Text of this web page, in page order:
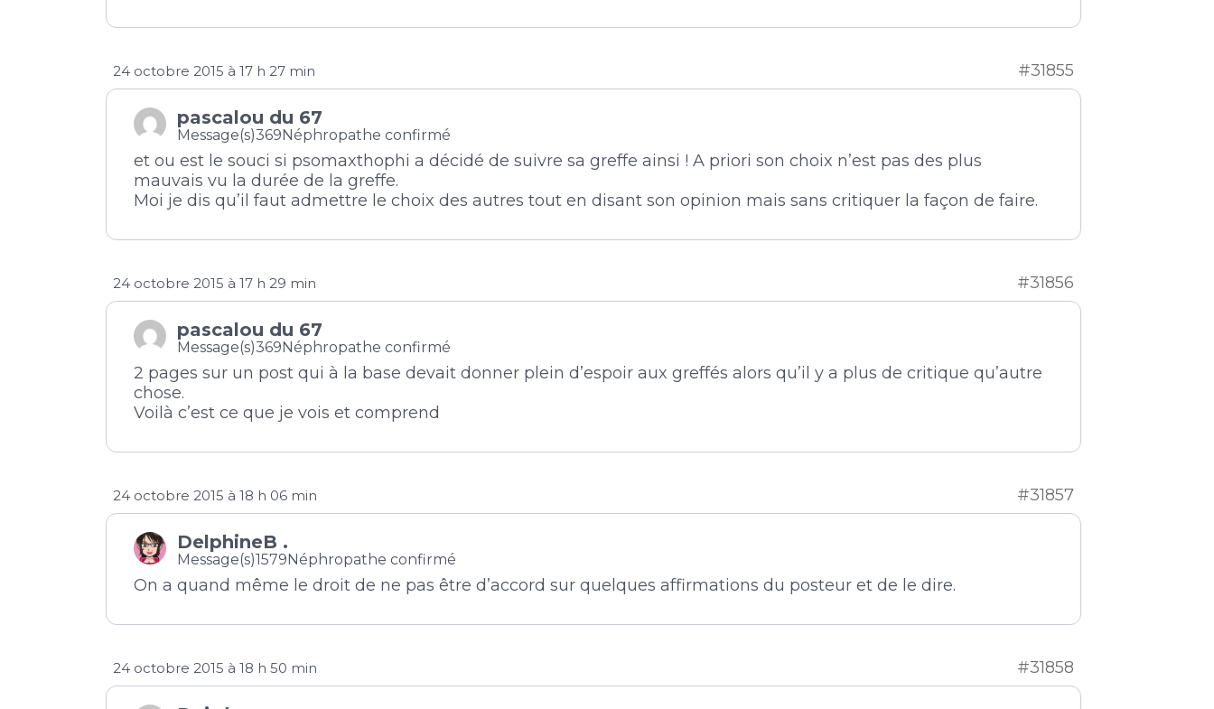
24 octobre 2015 à 17 h 27 min #31855
pascalou du 67
Message(s)369 Néphropathe confirmé
et ou est le souci si psomaxthophi a décidé de suivre sa greffe ainsi ! A priori son choix n’est pas des plus
mauvais vu la durée de la greffe.
Moi je dis qu’il faut admettre le choix des autres tout en disant son opinion mais sans critiquer la façon de faire.
24 octobre 2015 à 17 h 29 min #31856
pascalou du 67
Message(s)369 Néphropathe confirmé
2 pages sur un post qui à la base devait donner plein d’espoir aux greffés alors qu’il y a plus de critique qu’autre
chose.
Voilà c’est ce que je vois et comprend
24 octobre 2015 à 18 h 06 min #31857
DelphineB .
Message(s)1579 Néphropathe confirmé
On a quand même le droit de ne pas être d’accord sur quelques affirmations du posteur et de le dire.
24 octobre 2015 à 18 h 50 min #31858